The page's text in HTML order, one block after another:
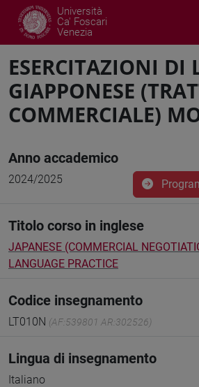
Università
Ca' Foscari
Venezia
ESERCITAZIONI DI
GIAPPONESE
COMMERCIALE)
Anno accademico
2024/2025
Titolo corso in inglese
JAPANESE (COMMERCIAL
LANGUAGE PRACTICE
Codice insegnamento
LT010N (AF:539801 AR:302526)
Lingua di insegnamento
Italiano